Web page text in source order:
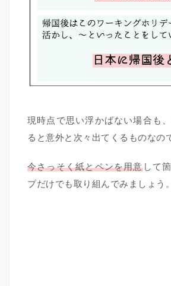
現時点で思い浮かばない場合も
ると意外と次々出てくるものなの
今さっそく紙とペンを用意して
プだけでも取り組んでみましょう。